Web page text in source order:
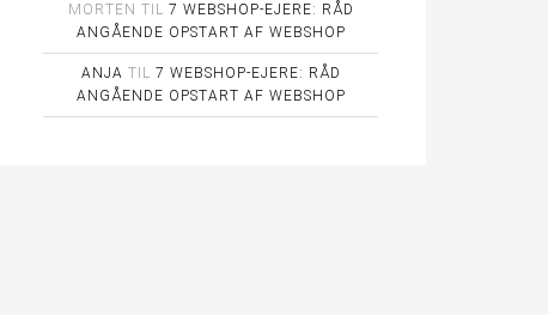
MORTEN TIL 7 WEBSHOP-EJERE: RÅD
ANGÅENDE OPSTART AF WEBSHOP
ANJA TIL 7 WEBSHOP-EJERE: RÅD
ANGÅENDE OPSTART AF WEBSHOP